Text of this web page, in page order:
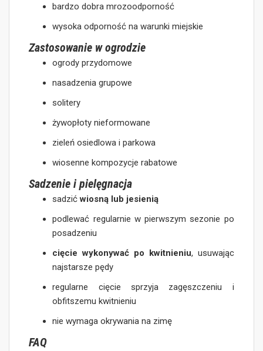
bardzo dobra mrozoodporność
wysoka odporność na warunki miejskie
Zastosowanie w ogrodzie
ogrody przydomowe
nasadzenia grupowe
solitery
żywopłoty nieformowane
zieleń osiedlowa i parkowa
wiosenne kompozycje rabatowe
Sadzenie i pielęgnacja
sadzićwiosną lub jesienią
podlewać regularnie w pierwszym sezonie po
posadzeniu
cięcie wykonywać po kwitnieniu, usuwając
najstarsze pędy
regularne cięcie sprzyja zagęszczeniu i
obfitszemu kwitnieniu
nie wymaga okrywania na zimę
FAQ